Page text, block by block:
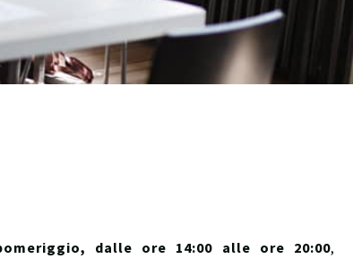
dalle ore 14:00 alle ore 20:00,